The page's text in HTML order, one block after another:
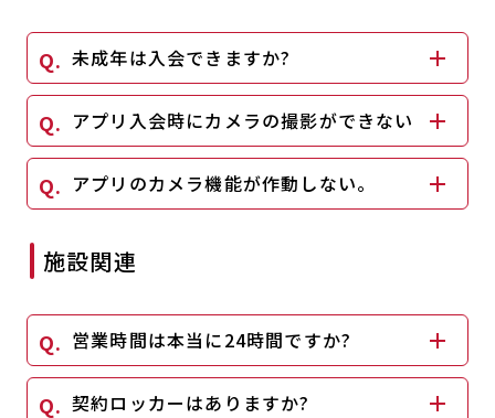
見学・体験 入会方法
よくあるご質問 店舗へのお問い合わせ
JOYFIT+未成年は入会できますか?
アプリ入会時にカメラの撮影ができない
アプリのカメラ機能が作動しない。
施設関連
営業時間は本当に24時間ですか?
契約ロッカーはありますか?